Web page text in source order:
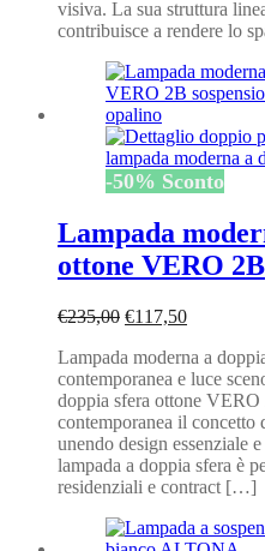
visiva. La sua struttura
contribuisce a rendere lo
-50% Sconto
Lampada
ottone VERO 2B
€235,00 Il
originale
era:
€235,00.
€117,50Il
attuale
è:
€117,50.
Lampada moderna a
contemporanea e luce
doppia sfera ottone
contemporanea il
unendo design essenziale
lampada a doppia sfera è
residenziali e contract […]